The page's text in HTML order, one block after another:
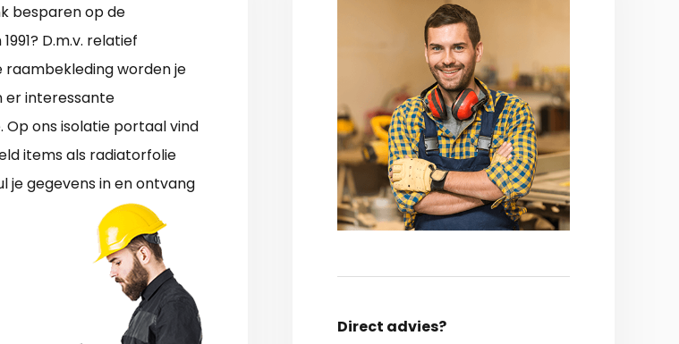
besparen op de
D.m.v. relatief
worden je
er interessante
ons isolatie portaal vind
items als radiatorfolie
je gegevens in en ontvang
Direct advies?